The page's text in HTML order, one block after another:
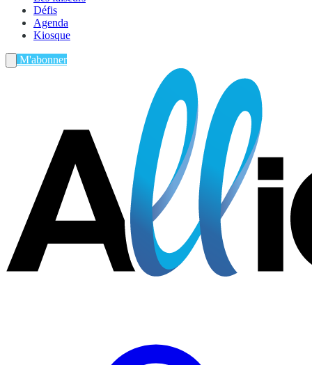
Défis
Agenda
Kiosque
M'abonner